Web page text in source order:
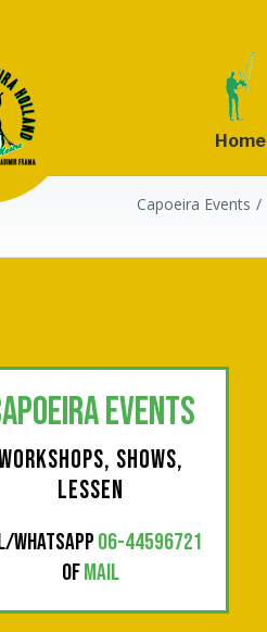
Home
Capoeira Events
EVENTS
SHOWS,
LESSEN
WHATSAPP06-44596721
OFMAIL